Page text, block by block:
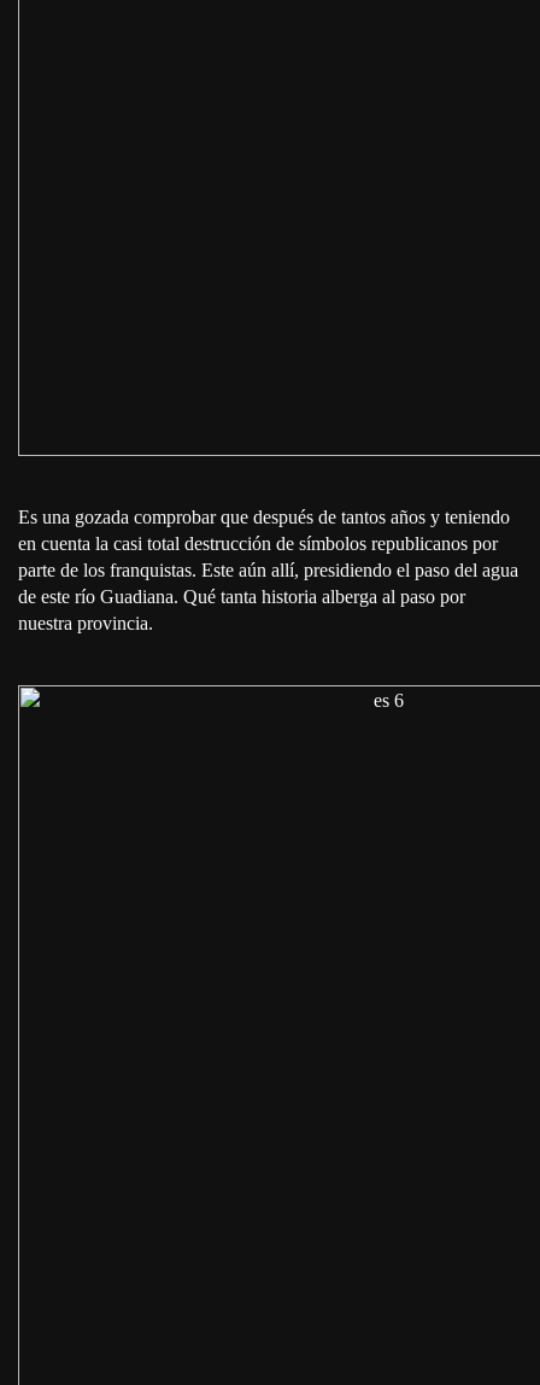
Es una gozada comprobar que después de tantos años y teniendo
en cuenta la casi total destrucción de símbolos republicanos por
parte de los franquistas. Este aún allí, presidiendo el paso del agua
de este río Guadiana. Qué tanta historia alberga al paso por
nuestra provincia.